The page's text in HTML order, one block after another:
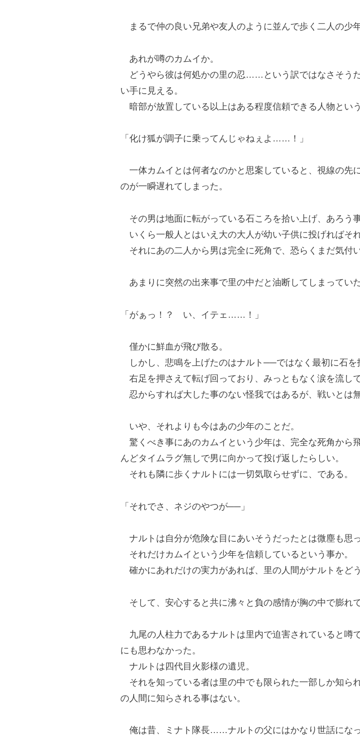
まるで仲の良い兄弟や友人のように並んで歩く二人の少年
あれが噂のカムイか。
どうやら彼は何処かの里の忍……という訳ではなさそう
い手に見える。
暗部が放置している以上はある程度信頼できる人物という
「化け狐が調子に乗ってんじゃねぇよ……！」
一体カムイとは何者なのかと思案していると、視線の先
のが一瞬遅れてしまった。
その男は地面に転がっている石ころを拾い上げ、あろう
いくら一般人とはいえ大の大人が幼い子供に投げればそ
それにあの二人から男は完全に死角で、恐らくまだ気付い
あまりに突然の出来事で里の中だと油断してしまってい
「がぁっ！？ い、イテェ……！」
僅かに鮮血が飛び散る。
しかし、悲鳴を上げたのはナルト──ではなく最初に石を
右足を押さえて転げ回っており、みっともなく涙を流して
忍からすれば大した事のない怪我ではあるが、戦いとは
いや、それよりも今はあの少年のことだ。
驚くべき事にあのカムイという少年は、完全な死角から
んどタイムラグ無しで男に向かって投げ返したらしい。
それも隣に歩くナルトには一切気取らせずに、である。
「それでさ、ネジのやつが──」
ナルトは自分が危険な目にあいそうだったとは微塵も思
それだけカムイという少年を信頼しているという事か。
確かにあれだけの実力があれば、里の人間がナルトをど
そして、安心すると共に沸々と負の感情が胸の中で膨れ
九尾の人柱力であるナルトは里内で迫害されていると
にも思わなかった。
ナルトは四代目火影様の遺児。
それを知っている者は里の中でも限られた一部しか知ら
の人間に知らされる事はない。
俺は昔、ミナト隊長……ナルトの父にはかなり世話になっ